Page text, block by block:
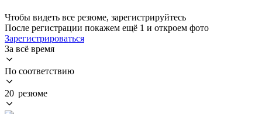
Чтобы видеть все резюме, зарегистрируйтесь
После регистрации покажем ещё 1 и откроем фото
Зарегистрироваться
За всё время
По соответствию
20 резюме